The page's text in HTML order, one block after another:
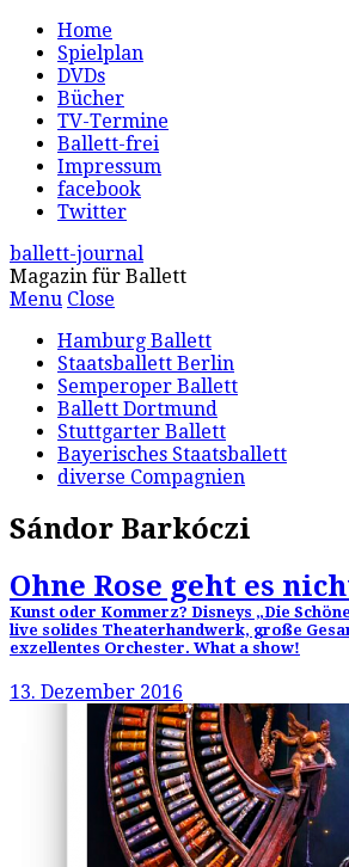
Home
Spielplan
DVDs
Bücher
TV-Termine
Ballett-frei
Impressum
facebook
Twitter
ballett-journal
Magazin für Ballett
Menu Close
Hamburg Ballett
Staatsballett Berlin
Semperoper Ballett
Ballett Dortmund
Stuttgarter Ballett
Bayerisches Staatsballett
diverse Compagnien
Sándor Barkóczi
Ohne Rose geht es
Kunst oder Kommerz? Disneys „Die
live solides Theaterhandwerk, große
exzellentes Orchester. What a show!
13. Dezember 2016